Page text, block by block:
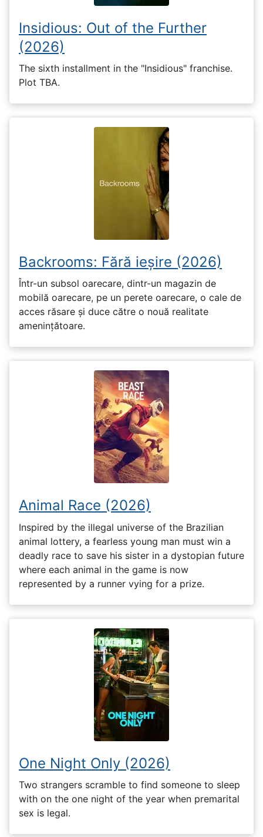
Insidious: Out of the Further
(2026)
The sixth installment in the "Insidious" franchise.
Plot TBA.
Backrooms: Fără ieșire (2026)
Într-un subsol oarecare, dintr-un magazin de
mobilă oarecare, pe un perete oarecare, o cale de
acces răsare și duce către o nouă realitate
amenințătoare.
Animal Race (2026)
Inspired by the illegal universe of the Brazilian
animal lottery, a fearless young man must win a
deadly race to save his sister in a dystopian future
where each animal in the game is now
represented by a runner vying for a prize.
One Night Only (2026)
Two strangers scramble to find someone to sleep
with on the one night of the year when premarital
sex is legal.